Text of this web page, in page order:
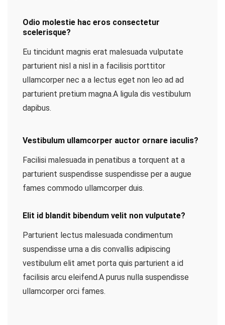
Odio molestie hac eros consectetur
scelerisque?
Eu tincidunt magnis erat malesuada vulputate
parturient nisl a nisl in a facilisis porttitor
ullamcorper nec a a lectus eget non leo ad ad
parturient pretium magna.A ligula dis vestibulum
dapibus.
Vestibulum ullamcorper auctor ornare iaculis?
Facilisi malesuada in penatibus a torquent at a
parturient suspendisse suspendisse per a augue
fames commodo ullamcorper duis.
Elit id blandit bibendum velit non vulputate?
Parturient lectus malesuada condimentum
suspendisse urna a dis convallis adipiscing
vestibulum elit amet porta quis parturient a id
facilisis arcu eleifend.A purus nulla suspendisse
ullamcorper orci fames.